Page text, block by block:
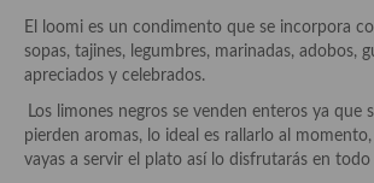
Pescado y Marisco
Postres y dulces
Postres con frutas
Quesos, recetas
El loomi es un condimento que se incorpora
sopas, tajines, legumbres, marinadas, adobos,
apreciados y celebrados.
Los limones negros se venden enteros ya que
pierden aromas, lo ideal es rallarlo al
vayas a servir el plato así lo disfrutarás en todo